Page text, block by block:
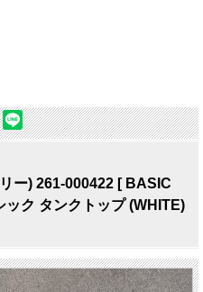
ー) 261-000422 [ BASIC
ク タンクトップ (WHITE)